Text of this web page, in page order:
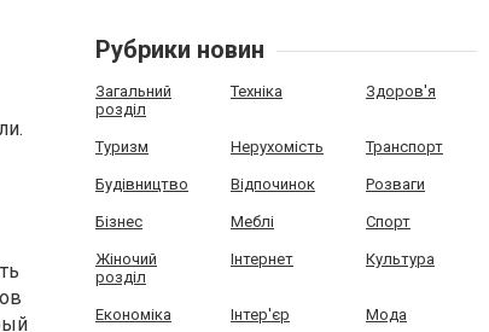
Рубрики новин
Загальний
розділ
Техніка Здоров'я
Туризм Нерухомість Транспорт
Будівництво Відпочинок Розваги
Бізнес Меблі Спорт
Жіночий
розділ
Інтернет Культура
Економіка Інтер'єр Мода